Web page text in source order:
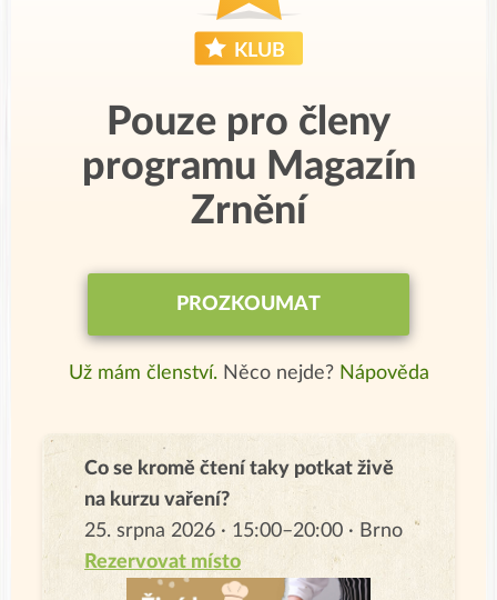
Pouze pro členy
programu Magazín
Zrnění
PROZKOUMAT
Už mám členství. Něco nejde? Nápověda
Co se kromě čtení taky potkat živě
na kurzu vaření?
25. srpna 2026 · 15:00–20:00 · Brno
Rezervovat místo